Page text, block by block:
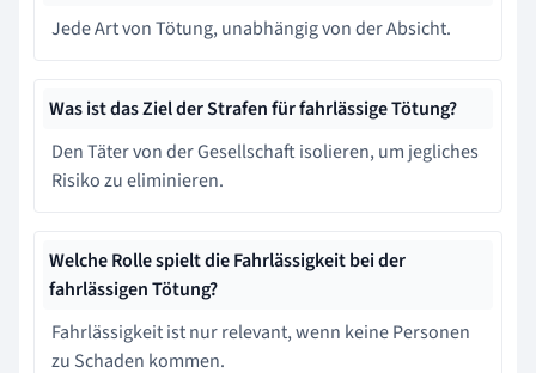
Jede Art von Tötung, unabhängig von der Absicht.
Was ist das Ziel der Strafen für fahrlässige Tötung?
Den Täter von der Gesellschaft isolieren, um jegliches
Risiko zu eliminieren.
Welche Rolle spielt die Fahrlässigkeit bei der
fahrlässigen Tötung?
Fahrlässigkeit ist nur relevant, wenn keine Personen
zu Schaden kommen.